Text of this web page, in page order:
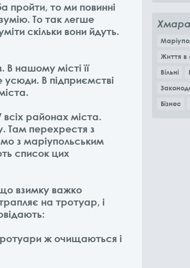
пройти, то ми повинні
То так легше
скільки вони йдуть.
нашому місті її
В підприємстві
районах міста.
Там перехрестя з
з маріупольським
список цих
взимку важко
на тротуар, і
ж очищаються і
Хмара
Життя в
Вільні
Бізнес